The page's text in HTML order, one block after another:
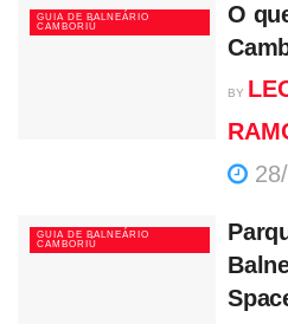
GUIA DE BALNEÁRIO
CAMBORIÚ
O
BY
GUIA DE BALNEÁRIO
CAMBORIÚ